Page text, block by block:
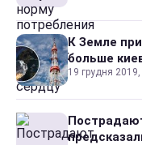
К Земле
больше
19 грудня